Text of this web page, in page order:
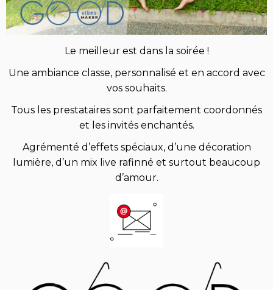
Le meilleur est dans la soirée !
Une ambiance classe, personnalisé et en accord avec
vos souhaits.
Tous les prestataires sont parfaitement coordonnés
et les invités enchantés.
Agrémenté d’effets spéciaux, d’une décoration
lumière, d’un mix live rafinné et surtout beaucoup
d’amour.